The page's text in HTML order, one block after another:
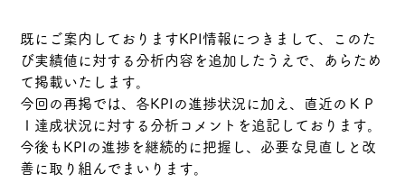
既にご案内しておりますKPI情報につきまして、このた
び実績値に対する分析内容を追加したうえで、あらため
て掲載いたします。
今回の再掲では、各KPIの進捗状況に加え、直近のＫＰ
Ｉ達成状況に対する分析コメントを追記しております。
今後もKPIの進捗を継続的に把握し、必要な見直しと改
善に取り組んでまいります。